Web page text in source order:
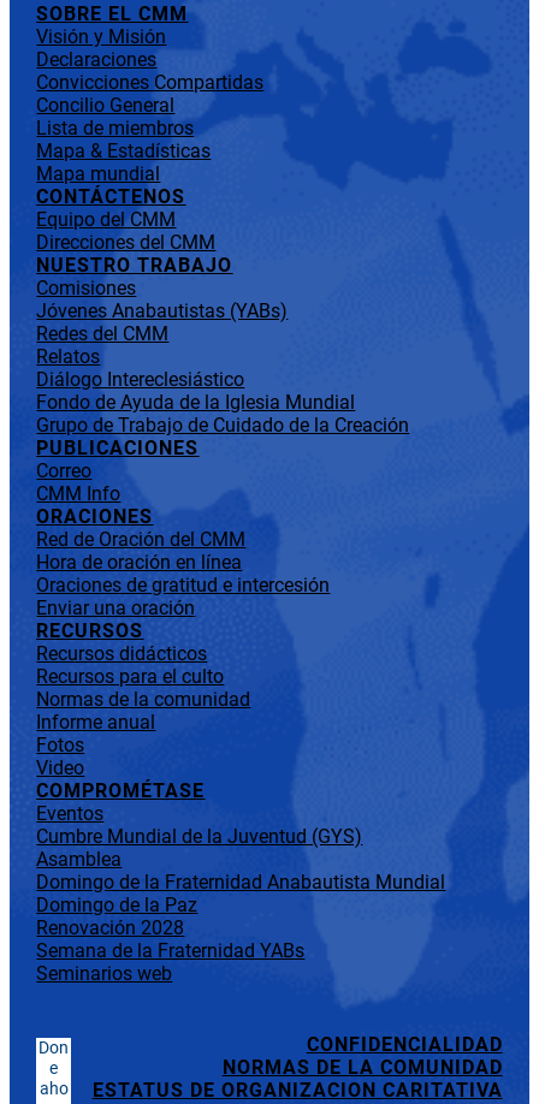
SOBRE EL CMM
Visión y Misión
Declaraciones
Convicciones Compartidas
Concilio General
Lista de miembros
Mapa & Estadísticas
Mapa mundial
CONTÁCTENOS
Equipo del CMM
Direcciones del CMM
NUESTRO TRABAJO
Comisiones
Jóvenes Anabautistas (YABs)
Redes del CMM
Relatos
Diálogo Intereclesiástico
Fondo de Ayuda de la Iglesia Mundial
Grupo de Trabajo de Cuidado de la Creación
PUBLICACIONES
Correo
CMM Info
ORACIONES
Red de Oración del CMM
Hora de oración en línea
Oraciones de gratitud e intercesión
Enviar una oración
RECURSOS
Recursos didácticos
Recursos para el culto
Normas de la comunidad
Informe anual
Fotos
Video
COMPROMÉTASE
Eventos
Cumbre Mundial de la Juventud (GYS)
Asamblea
Domingo de la Fraternidad Anabautista Mundial
Domingo de la Paz
Renovación 2028
Semana de la Fraternidad YABs
Seminarios web
Don
e
aho
CONFIDENCIALIDAD
NORMAS DE LA COMUNIDAD
ESTATUS DE ORGANIZACION CARITATIVA